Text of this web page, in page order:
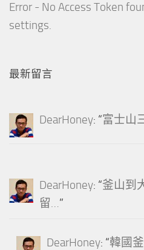
Error - No Access Token
settings.
最新留言
DearHoney: “富士山
DearHoney: “釜山到
留…”
DearHoney: “韓國